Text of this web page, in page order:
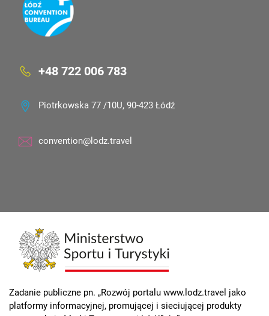
+48 722 006 783
Piotrkowska 77 /10U, 90-423 Łódź
convention@lodz.travel
Zadanie publiczne pn. „Rozwój portalu www.lodz.travel jako
platformy informacyjnej, promującej i sieciującej produkty